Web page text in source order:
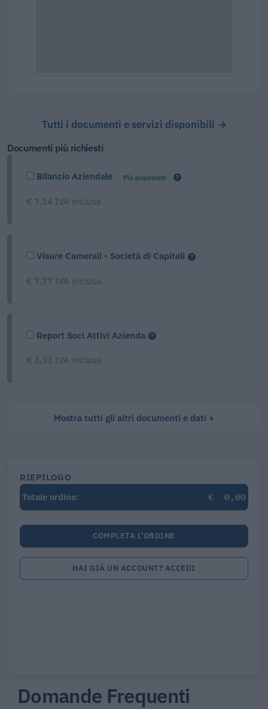
Tutti i documenti e servizi disponibili →
Documenti più richiesti
Bilancio Aziendale Più acquistato
€ 7,14 IVA inclusa
Visure Camerali - Società di Capitali
€ 7,77 IVA inclusa
Report Soci Attivi Azienda
€ 3,33 IVA inclusa
Mostra tutti gli altri documenti e dati
RIEPILOGO
Totale ordine:
€ 0,00
COMPLETA L'ORDINE
HAI GIÀ UN ACCOUNT? ACCEDI
Domande Frequenti